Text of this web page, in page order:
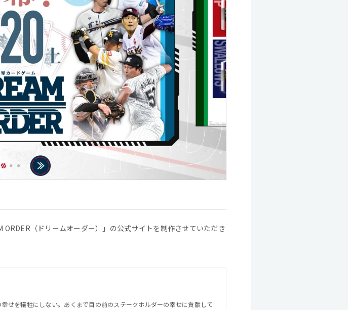
（ドリームオーダー）」の公式サイトを制作させていただき
せを犠牲にしない。あくまで目の前のステークホルダーの幸せに貢献して